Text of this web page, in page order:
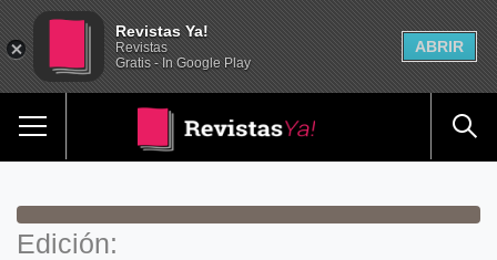
Edición:
Revistas Ya!
Revistas
Gratis - In Google Play
ABRIR